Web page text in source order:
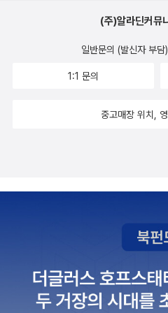
리가 서로 부딪쳐서 일으키는 맑은
이 물에 씻기며 자르르자르르 부드
지어 몰려드는 물결이 일으키는 물
르는 낮고 굵고 둔한 바람 소리만이
·이름 높은 이 땅은 말발굽으로 일구
을 메우고 피는 건 고아들아, 돈강
치네오, 우리들 아버지 고요한 돈강
상의 어떤 작품보다도 자주 무대에
가들이 불행한 영웅을 그림으로, 산
다. 그러나 직접 읽을 때 가슴 속을
답다고 받아들일 준비가 되어 있는
다. 1937년 노벨문학상을 받은 로제
아들 자크의 사춘기부터 시작해 죽
으로 다섯 권으로 나왔습니다만 아
(주)알라딘커뮤
일반문의 (발신자 부담)
1:1 문의
중고매장 위치,